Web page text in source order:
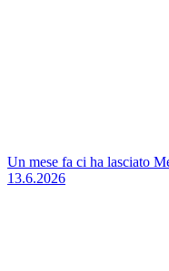
Un mese fa ci ha lasciato
13.6.2026